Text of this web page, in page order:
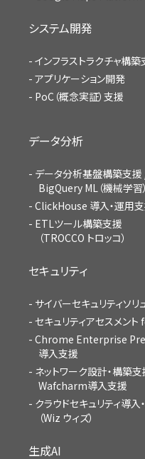
システム開発
インフラストラクチャ構築
アプリケーション開発
PoC（概念実証）支援
データ分析
データ分析基盤構築支援
BigQuery ML（機械学習
ClickHouse 導入・運用
ETLツール構築支援
（TROCCO トロッコ）
セキュリティ
サイバーセキュリティソリ
セキュリティアセスメン
Chrome Enterprise
導入支援
ネットワーク設計・構築
Wafcharm導入支援
クラウドセキュリティ導入
（Wiz ウィズ）
生成AI